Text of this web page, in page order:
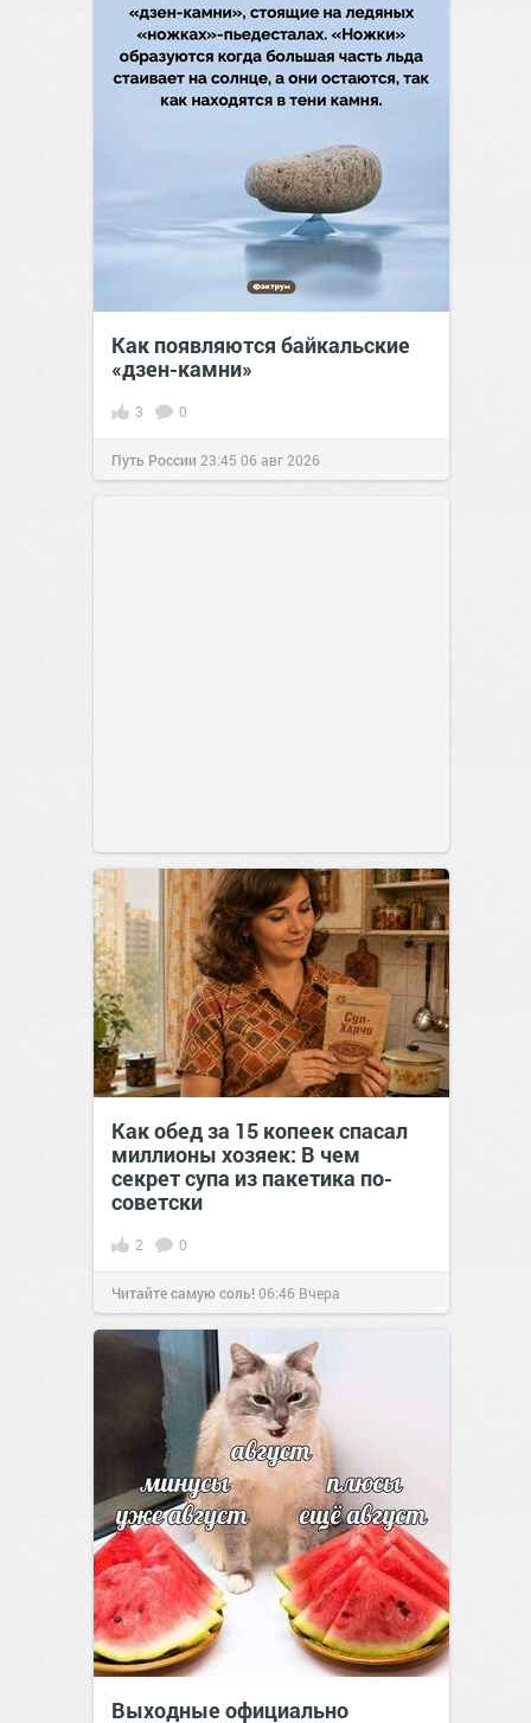
Как появляются байкальские
«дзен-камни»
3 0
Путь России 23:45 06 авг 2026
Как обед за 15 копеек спасал
миллионы хозяек: В чем
секрет супа из пакетика по-
советски
2 0
Читайте самую соль!06:46 Вчера
Выходные официально